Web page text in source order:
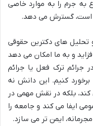
به جرم را به موارد خاصی
است، گسترش می دهد.
تحلیل های دکترین حقوقی
درک می افزاید و به ما امکان می دهد
جرائم ترک فعل یا جرائم
کنیم. این دانش نه
کند، بلکه در نقش مهمی در
ایفا می کند و جامعه را
ایمن تر می سازد.